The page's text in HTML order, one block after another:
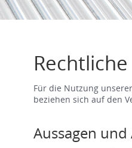
Für die Nutzung
beziehen sich auf den
Aussagen